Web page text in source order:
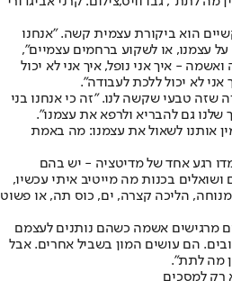
הוא ביקורת עצמית קשה. "אנחנו
עצמנו, או לשקוע ברחמים עצמיים",
- איך אני נופל, איך אני לא יכול
אני לא יכול ללכת לעבודה".
טבעי שקשה לנו. "זה כי אנחנו בני
שלנו גם להבריא ולרפא את עצמנו".
אותנו לשאול את עצמנו: מה באמת
רגע אחד של מדיטציה - יש בהם
בכנות מה מייטיב איתי עכשיו,
מנוחה, הליכה קצרה, ים, כוס תה, או פשוט
מרגישים אשמה כשהם נותנים לעצמם
הם עושים המון בשביל אחרים. אבל
מה לתת".